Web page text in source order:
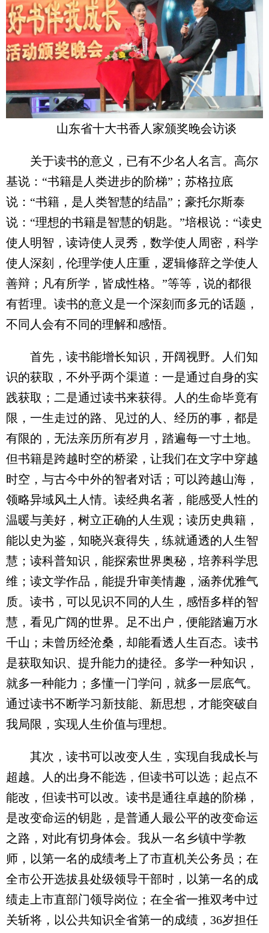
山东省十大书香人家颁奖晚会访谈
关于读书的意义，已有不少名人名言。高尔
基说：“书籍是人类进步的阶梯”；苏格拉底
说：“书籍，是人类智慧的结晶”；豪托尔斯泰
说：“理想的书籍是智慧的钥匙。”培根说：“读史
使人明智，读诗使人灵秀，数学使人周密，科学
使人深刻，伦理学使人庄重，逻辑修辞之学使人
善辩；凡有所学，皆成性格。‌‌‌”等等，说的都很
有哲理。读书的意义是一个深刻而多元的话题，
不同人会有不同的理解和感悟。
首先，读书能增长知识，开阔视野。人们知
识的获取，不外乎两个渠道：一是通过自身的实
践获取；二是通过读书来获得。人的生命毕竟有
限，一生走过的路、见过的人、经历的事，都是
有限的，无法亲历所有岁月，踏遍每一寸土地。
但书籍是跨越时空的桥梁，让我们在文字中穿越
时空，与古今中外的智者对话；可以跨越山海，
领略异域风土人情。读经典名著，能感受人性的
温暖与美好，树立正确的人生观；读历史典籍，
能以史为鉴，知晓兴衰得失，练就通透的人生智
慧；读科普知识，能探索世界奥秘，培养科学思
维；读文学作品，能提升审美情趣，涵养优雅气
质。读书，可以见识不同的人生，感悟多样的智
慧，看见广阔的世界。足不出户，便能踏遍万水
千山；未曾历经沧桑，却能看透人生百态。读书
是获取知识、提升能力的捷径。多学一种知识，
就多一种能力；多懂一门学问，就多一层底气。
通过读书不断学习新技能、新思想，才能突破自
我局限，实现人生价值与理想。
其次，读书可以改变人生，实现自我成长与
超越。人的出身不能选，但读书可以选；起点不
能改，但读书可以改。读书是通往卓越的阶梯，
是改变命运的钥匙，是普通人最公平的改变命运
之路，对此有切身体会。我从一名乡镇中学教
师，以第一名的成绩考上了市直机关公务员；在
全市公开选拔县处级领导干部时，以第一名的成
绩走上市直部门领导岗位；在全省一推双考中过
关斩将，以公共知识全省第一的成绩，36岁担任